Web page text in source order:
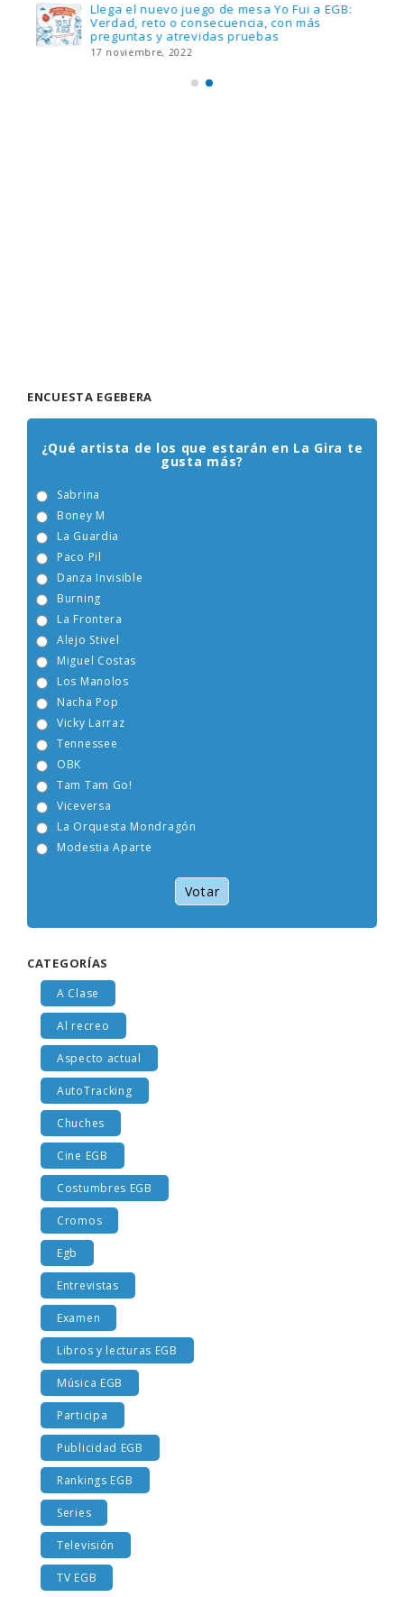
Llega el nuevo juego de mesa Yo Fui a EGB:
Verdad, reto o consecuencia, con más
preguntas y atrevidas pruebas
17 noviembre, 2022
ENCUESTA EGEBERA
¿Qué artista de los que estarán en La Gira te
gusta más?
Boney M
Burning
Alejo Stivel
Miguel Costas
Nacha Pop
Vicky Larraz
La Orquesta Mondragón
Modestia Aparte
Votar
CATEGORÍAS
A Clase
Al recreo
Aspecto actual
AutoTracking
Chuches
Cine EGB
Costumbres EGB
Cromos
Egb
Entrevistas
Examen
Libros y lecturas EGB
Música EGB
Participa
Publicidad EGB
Rankings EGB
Series
Televisión
TV EGB